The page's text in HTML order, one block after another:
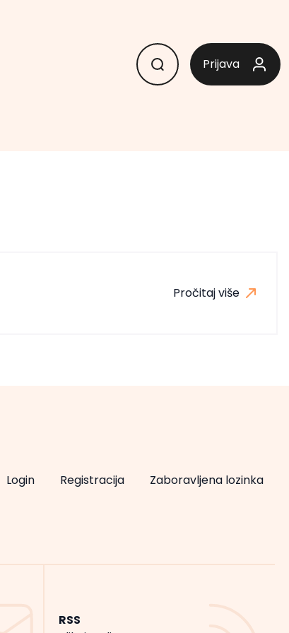
Prijava
Pročitaj više
Login Registracija Zaboravljena lozinka
RSS